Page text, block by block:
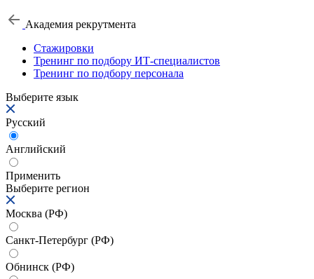
Академия рекрутмента
Стажировки
Тренинг по подбору ИТ-специалистов
Тренинг по подбору персонала
Выберите язык
Русский
Английский
Применить
Выберите регион
Москва (РФ)
Санкт-Петербург (РФ)
Обнинск (РФ)